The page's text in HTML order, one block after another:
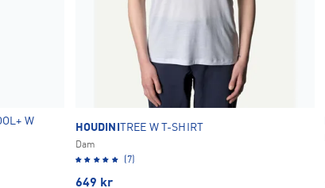
W
HOUDINI TREE W T-SHIRT
Dam
(7)
649 kr